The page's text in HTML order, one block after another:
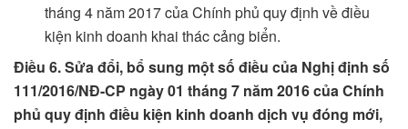
tháng 4 năm 2017 của Chính phủ quy định về điều
kiện kinh doanh khai thác cảng biển.
Điều 6. Sửa đổi, bổ sung một số điều của Nghị định số
111/2016/NĐ-CP ngày 01 tháng 7 năm 2016 của Chính
phủ quy định điều kiện kinh doanh dịch vụ đóng mới,